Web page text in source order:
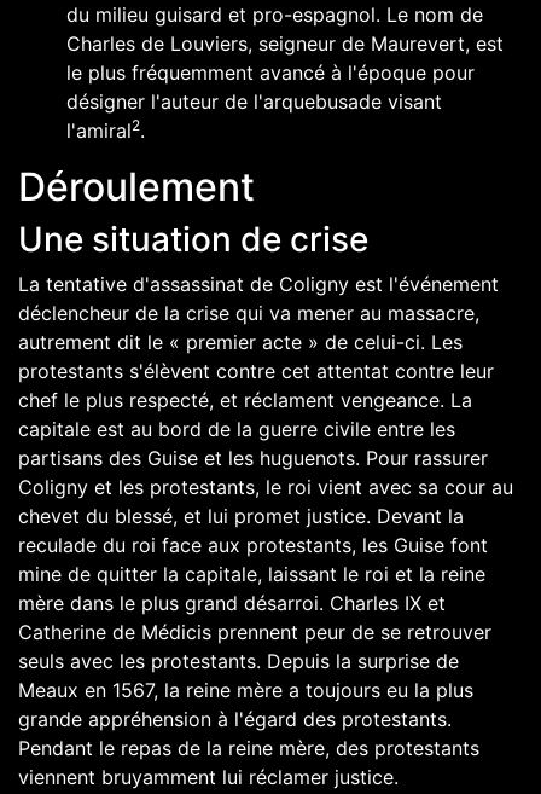
du milieu guisard et pro-espagnol. Le nom de
Charles de Louviers, seigneur de Maurevert, est
le plus fréquemment avancé à l'époque pour
désigner l'auteur de l'arquebusade visant
l'amiral2.
Déroulement
Une situation de crise
La tentative d'assassinat de Coligny est l'événement
déclencheur de la crise qui va mener au massacre,
autrement dit le « premier acte » de celui-ci. Les
protestants s'élèvent contre cet attentat contre leur
chef le plus respecté, et réclament vengeance. La
capitale est au bord de la guerre civile entre les
partisans des Guise et les huguenots. Pour rassurer
Coligny et les protestants, le roi vient avec sa cour au
chevet du blessé, et lui promet justice. Devant la
reculade du roi face aux protestants, les Guise font
mine de quitter la capitale, laissant le roi et la reine
mère dans le plus grand désarroi. Charles IX et
Catherine de Médicis prennent peur de se retrouver
seuls avec les protestants. Depuis la surprise de
Meaux en 1567, la reine mère a toujours eu la plus
grande appréhension à l'égard des protestants.
Pendant le repas de la reine mère, des protestants
viennent bruyamment lui réclamer justice.